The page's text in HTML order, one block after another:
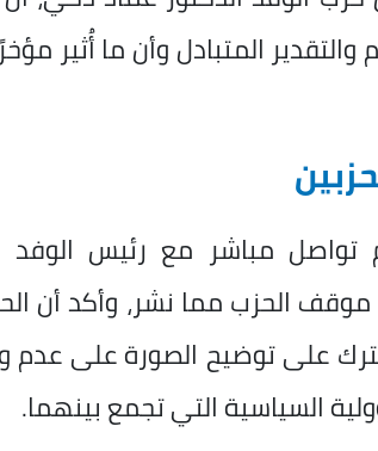
المتبادل وأن ما أُثير
مباشر مع رئيس الوفد
الحزب مما نشر، وأكد أن
على توضيح الصورة على عدم
السياسية التي تجمع بينهما.